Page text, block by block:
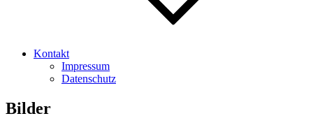
Kontakt
Impressum
Datenschutz
Bilder